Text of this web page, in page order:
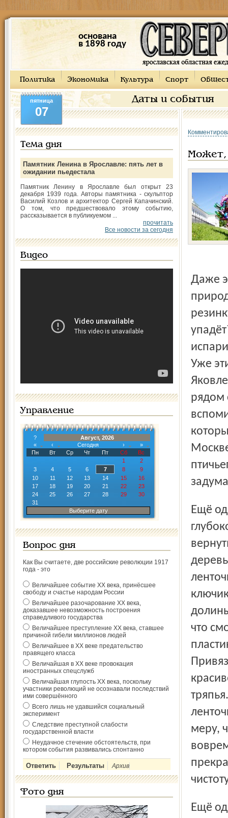
основана
в 1898 году
Политика Экономика Культура Спорт
Даты и события
пятница
07
Тема дня
Памятник Ленина в Ярославле: пять лет в
ожидании пьедестала
Памятник Ленину в Ярославле был открыт 23
декабря 1939 года. Авторы памятника - скульптор
Василий Козлов и архитектор Сергей Капачинский.
О том, что предшествовало этому событию,
рассказывается в публикуемом ...
прочитать
Все новости за сегодня
Видео
Управление
?
Август, 2026
«
‹ Сегодня ›
»
Пн
Вт Ср Чт Пт Сб
Вс
1
2
3
4 5 6 7 8
9
10
11 12 13 14 15
16
17
18 19 20 21 22
23
24
25 26 27 28 29
30
31
Выберите дату
Вопрос дня
Как Вы считаете, две российские революции 1917
года - это
Величайшее событие ХХ века, принёсшее
свободу и счастье народам России
Величайшее разочарование ХХ века,
доказавшее невозможность построения
справедливого государства
Величайшее преступление ХХ века, ставшее
причиной гибели миллионов людей
Величайшее в ХХ веке предательство
правящего класса
Величайшая в ХХ веке провокация
иностранных спецслужб
Величайшая глупость ХХ века, поскольку
участники революций не осознавали последствий
ими совершённого
Всего лишь не удавшийся социальный
эксперимент
Следствие преступной слабости
государственной власти
Неудачное стечение обстоятельств, при
котором события развивались спонтанно
Архив
Фото дня
Может,
Даже экологи так отмечают достижения в деле охраны
Уже
рядом
Ещё один ритуал, как считают многие, пришёл к нам из
что
меру,
Ещё одна наша «древняя традиция» – всё, что нам не